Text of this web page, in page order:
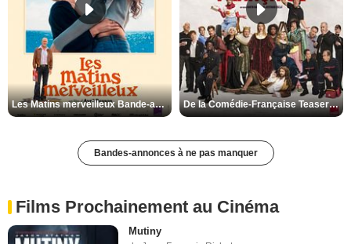
Les Matins merveilleux Bande-annonce VF De la Comédie-Française Teaser VF
Bandes-annonces à ne pas manquer
Films Prochainement au Cinéma
Mutiny